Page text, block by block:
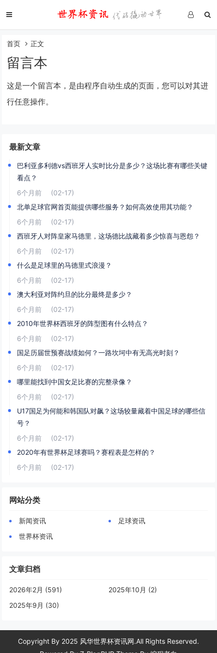
首页 正文
留言本
这是一个留言本，是由程序自动生成的页面，您可以对其进
行任意操作。
最新文章
巴利亚多利德vs西班牙人实时比分是多少？这场比赛有哪些关键
看点？
6个月前
(02-17)
北单足球官网首页能提供哪些服务？如何高效使用其功能？
6个月前
(02-17)
西班牙人对阵皇家马德里，这场德比战藏着多少惊喜与恩怨？
6个月前
(02-17)
什么是足球里的马德里式浪漫？
6个月前
(02-17)
澳大利亚对阵约旦的比分最终是多少？
6个月前
(02-17)
2010年世界杯西班牙的阵型图有什么特点？
6个月前
(02-17)
国足历届世预赛战绩如何？一路坎坷中有无高光时刻？
6个月前
(02-17)
哪里能找到中国女足比赛的完整录像？
6个月前
(02-17)
U17国足为何能和韩国队对飙？这场较量藏着中国足球的哪些信
号？
6个月前
(02-17)
2020年有世界杯足球赛吗？赛程表是怎样的？
6个月前
(02-17)
网站分类
新闻资讯
足球资讯
世界杯资讯
文章归档
2026年2月 (591)
2025年10月 (2)
2025年9月 (30)
Copyright By 2025 风华世界杯资讯网.All Rights Reserved.